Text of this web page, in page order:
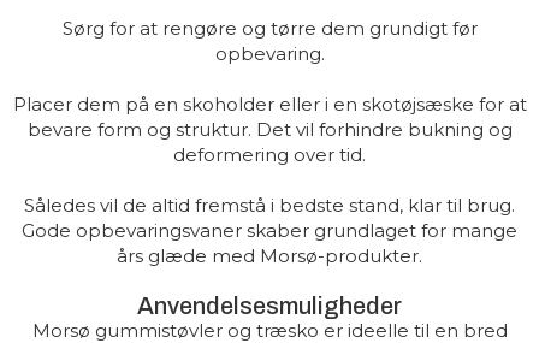
Sørg for at rengøre og tørre dem grundigt før
opbevaring.
Placer dem på en skoholder eller i en skotøjsæske for at
bevare form og struktur. Det vil forhindre bukning og
deformering over tid.
Således vil de altid fremstå i bedste stand, klar til brug.
Gode opbevaringsvaner skaber grundlaget for mange
års glæde med Morsø-produkter.
Anvendelsesmuligheder
Morsø gummistøvler og træsko er ideelle til en bred